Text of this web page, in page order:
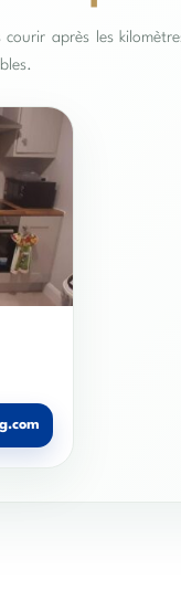
après les